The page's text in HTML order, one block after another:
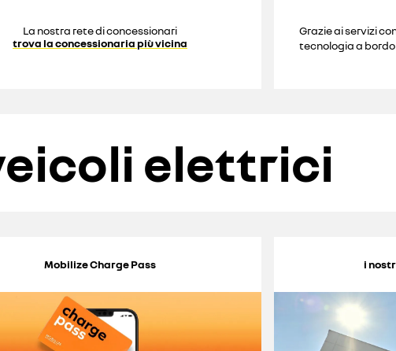
La nostra rete di concessionari
trova la concessionaria più vicina
Grazie ai servizi
tecnologia a
elettrici
Mobilize Charge Pass i